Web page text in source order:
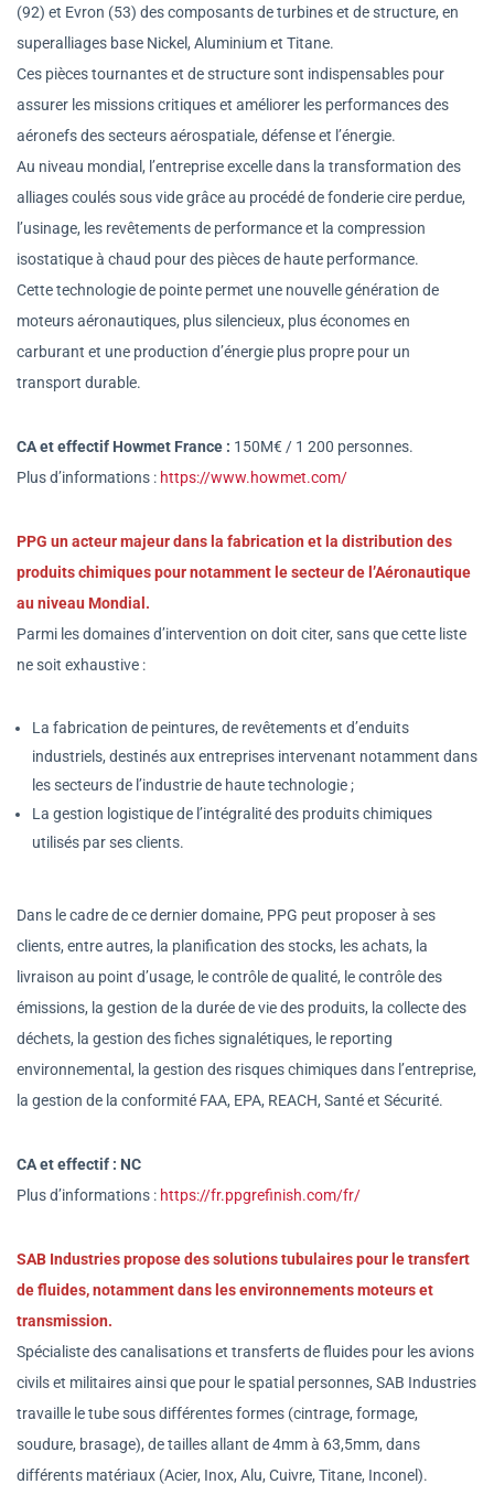
(92) et Evron (53) des composants de turbines et de structure, en
superalliages base Nickel, Aluminium et Titane.
Ces pièces tournantes et de structure sont indispensables pour
assurer les missions critiques et améliorer les performances des
aéronefs des secteurs aérospatiale, défense et l’énergie.
Au niveau mondial, l’entreprise excelle dans la transformation des
alliages coulés sous vide grâce au procédé de fonderie cire perdue,
l’usinage, les revêtements de performance et la compression
isostatique à chaud pour des pièces de haute performance.
Cette technologie de pointe permet une nouvelle génération de
moteurs aéronautiques, plus silencieux, plus économes en
carburant et une production d’énergie plus propre pour un
transport durable.
CA et effectif Howmet France : 150M€ / 1 200 personnes.
Plus d’informations : https://www.howmet.com/
PPG un acteur majeur dans la fabrication et la distribution des
produits chimiques pour notamment le secteur de l’Aéronautique
au niveau Mondial.
Parmi les domaines d’intervention on doit citer, sans que cette liste
ne soit exhaustive :
La fabrication de peintures, de revêtements et d’enduits
industriels, destinés aux entreprises intervenant notamment dans
les secteurs de l’industrie de haute technologie ;
La gestion logistique de l’intégralité des produits chimiques
utilisés par ses clients.
Dans le cadre de ce dernier domaine, PPG peut proposer à ses
clients, entre autres, la planification des stocks, les achats, la
livraison au point d’usage, le contrôle de qualité, le contrôle des
émissions, la gestion de la durée de vie des produits, la collecte des
déchets, la gestion des fiches signalétiques, le reporting
environnemental, la gestion des risques chimiques dans l’entreprise,
la gestion de la conformité FAA, EPA, REACH, Santé et Sécurité.
CA et effectif : NC
Plus d’informations : https://fr.ppgrefinish.com/fr/
SAB Industries propose des solutions tubulaires pour le transfert
de fluides, notamment dans les environnements moteurs et
transmission.
Spécialiste des canalisations et transferts de fluides pour les avions
civils et militaires ainsi que pour le spatial personnes, SAB Industries
travaille le tube sous différentes formes (cintrage, formage,
soudure, brasage), de tailles allant de 4mm à 63,5mm, dans
différents matériaux (Acier, Inox, Alu, Cuivre, Titane, Inconel).